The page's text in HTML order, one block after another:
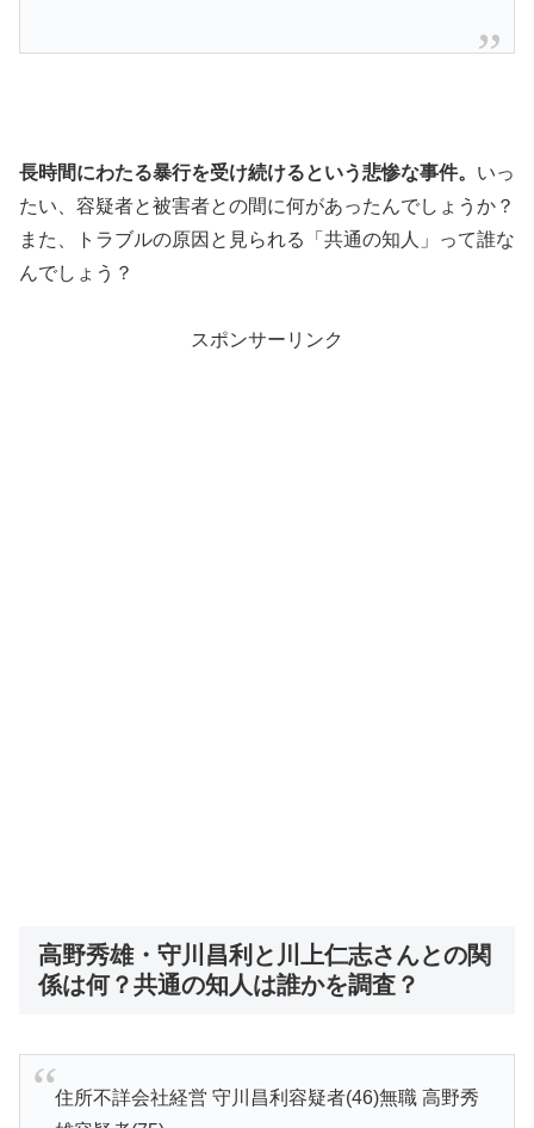
長時間にわたる暴行を受け続けるという悲惨な事件。 いっ
たい、容疑者と被害者との間に何があったんでしょうか？
また、トラブルの原因と見られる「共通の知人」って誰な
んでしょう？
スポンサーリンク
高野秀雄・守川昌利と川上仁志さんとの関
係は何？共通の知人は誰かを調査？
住所不詳会社経営 守川昌利容疑者(46)無職 高野秀